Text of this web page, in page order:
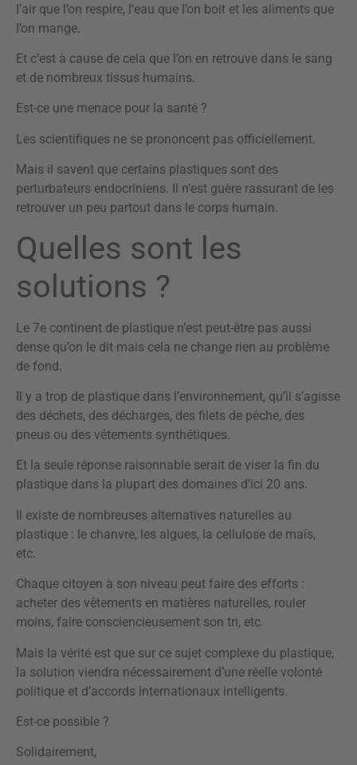
l’air que l’on respire, l’eau que l’on boit et les aliments que
l’on mange.
Et c’est à cause de cela que l’on en retrouve dans le sang
et de nombreux tissus humains.
Est-ce une menace pour la santé ?
Les scientifiques ne se prononcent pas officiellement.
Mais il savent que certains plastiques sont des
perturbateurs endocriniens. Il n’est guère rassurant de les
retrouver un peu partout dans le corps humain.
Quelles sont les
solutions ?
Le 7e continent de plastique n’est peut-être pas aussi
dense qu’on le dit mais cela ne change rien au problème
de fond.
Il y a trop de plastique dans l’environnement, qu’il s’agisse
des déchets, des décharges, des filets de pêche, des
pneus ou des vêtements synthétiques.
Et la seule réponse raisonnable serait de viser la fin du
plastique dans la plupart des domaines d’ici 20 ans.
Il existe de nombreuses alternatives naturelles au
plastique : le chanvre, les algues, la cellulose de maïs,
etc.
Chaque citoyen à son niveau peut faire des efforts :
acheter des vêtements en matières naturelles, rouler
moins, faire consciencieusement son tri, etc.
Mais la vérité est que sur ce sujet complexe du plastique,
la solution viendra nécessairement d’une réelle volonté
politique et d’accords internationaux intelligents.
Est-ce possible ?
Solidairement,